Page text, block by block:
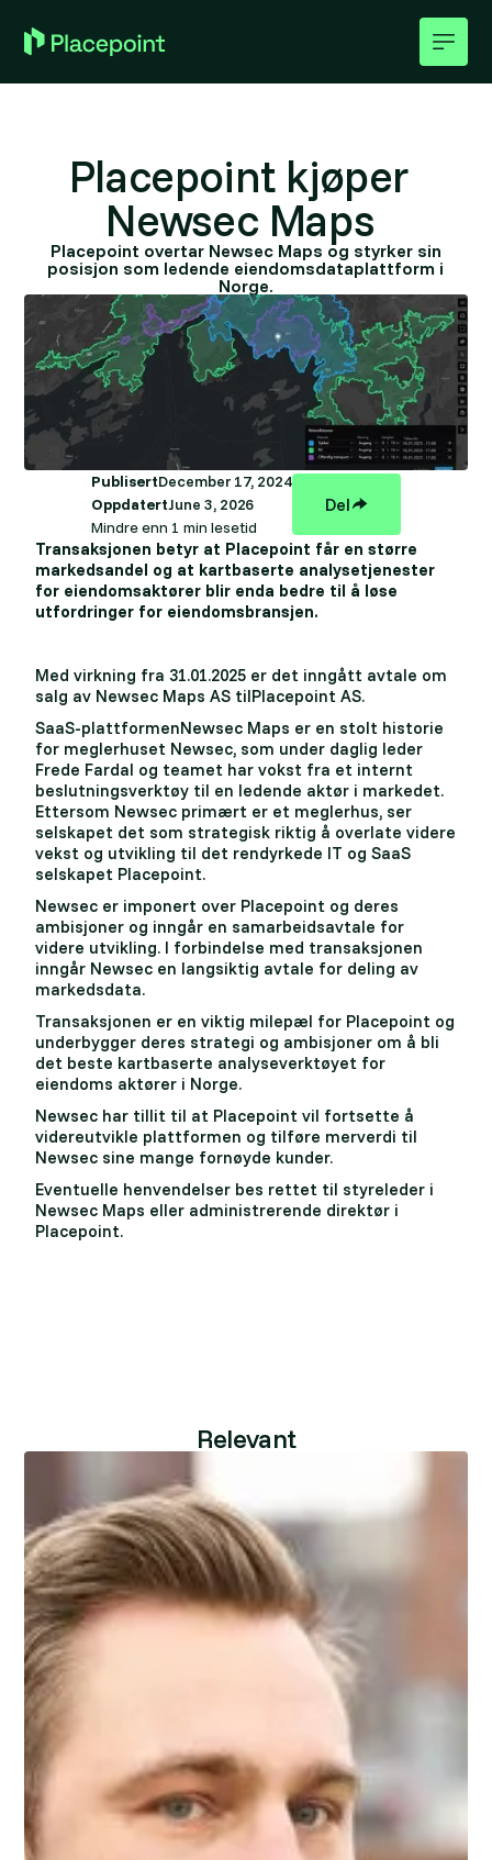
Placepoint kjøper
Newsec Maps
Placepoint overtar Newsec Maps og styrker sin
posisjon som ledende eiendomsdataplattform i
Norge.
PublisertDecember 17, 2024
OppdatertJune 3, 2026
Mindre enn 1 min lesetid
Del
Transaksjonen betyr at Placepoint får en større
markedsandel og at kartbaserte analysetjenester
for eiendomsaktører blir enda bedre til å løse
utfordringer for eiendomsbransjen.
Med virkning fra 31.01.2025 er det inngått avtale om
salg av Newsec Maps AS tilPlacepoint AS.
SaaS-plattformenNewsec Maps er en stolt historie
for meglerhuset Newsec, som under daglig leder
Frede Fardal og teamet har vokst fra et internt
beslutningsverktøy til en ledende aktør i markedet.
Ettersom Newsec primært er et meglerhus, ser
selskapet det som strategisk riktig å overlate videre
vekst og utvikling til det rendyrkede IT og SaaS
selskapet Placepoint.
Newsec er imponert over Placepoint og deres
ambisjoner og inngår en samarbeidsavtale for
videre utvikling. I forbindelse med transaksjonen
inngår Newsec en langsiktig avtale for deling av
markedsdata.
Transaksjonen er en viktig milepæl for Placepoint og
underbygger deres strategi og ambisjoner om å bli
det beste kartbaserte analyseverktøyet for
eiendoms aktører i Norge.
Newsec har tillit til at Placepoint vil fortsette å
videreutvikle plattformen og tilføre merverdi til
Newsec sine mange fornøyde kunder.
Eventuelle henvendelser bes rettet til styreleder i
Newsec Maps eller administrerende direktør i
Placepoint.
Relevant